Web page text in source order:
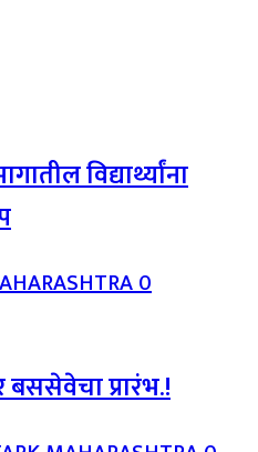
विद्यार्थ्यांना
0
बससेवेचा प्रारंभ.!